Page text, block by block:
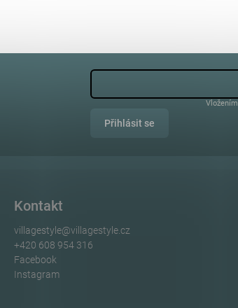
Přihlásit se
Kontakt
villagestyle@villagestyle.cz
+420 608 954 316
Facebook
Instagram